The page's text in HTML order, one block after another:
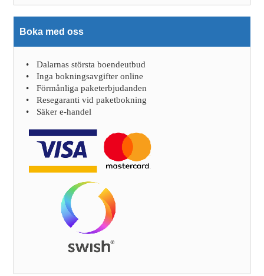
Boka med oss
Dalarnas största boendeutbud
Inga bokningsavgifter online
Förmånliga paketerbjudanden
Resegaranti vid paketbokning
Säker e-handel